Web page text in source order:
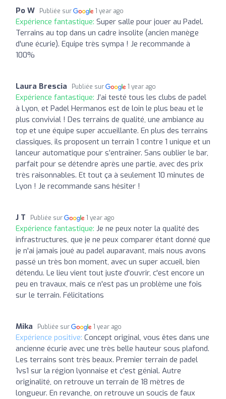
Po W Publiée sur 1 year ago
Expérience fantastique: Super salle pour jouer au Padel.
Terrains au top dans un cadre insolite (ancien manège
d'une écurie). Equipe très sympa ! Je recommande à
100%
Laura Brescia Publiée sur 1 year ago
Expérience fantastique: J’ai testé tous les clubs de padel
à Lyon, et Padel Hermanos est de loin le plus beau et le
plus convivial ! Des terrains de qualité, une ambiance au
top et une équipe super accueillante. En plus des terrains
classiques, ils proposent un terrain 1 contre 1 unique et un
lanceur automatique pour s’entraîner. Sans oublier le bar,
parfait pour se détendre après une partie, avec des prix
très raisonnables. Et tout ça à seulement 10 minutes de
Lyon ! Je recommande sans hésiter !
J T Publiée sur 1 year ago
Expérience fantastique: Je ne peux noter la qualité des
infrastructures, que je ne peux comparer étant donné que
je n'ai jamais joué au padel auparavant, mais nous avons
passé un très bon moment, avec un super accueil, bien
détendu. Le lieu vient tout juste d'ouvrir, c'est encore un
peu en travaux, mais ce n'est pas un problème une fois
sur le terrain. Félicitations
Mika Publiée sur 1 year ago
Expérience positive: Concept original, vous êtes dans une
ancienne écurie avec une très belle hauteur sous plafond.
Les terrains sont très beaux. Premier terrain de padel
1vs1 sur la région lyonnaise et c'est génial. Autre
originalité, on retrouve un terrain de 18 mètres de
longueur. En revanche, on retrouve un soucis de faux